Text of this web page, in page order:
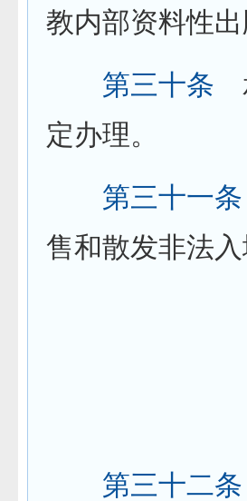
教内部资料性出
第三十条
定办理。
第三十一条
售和散发非法
第三十二条